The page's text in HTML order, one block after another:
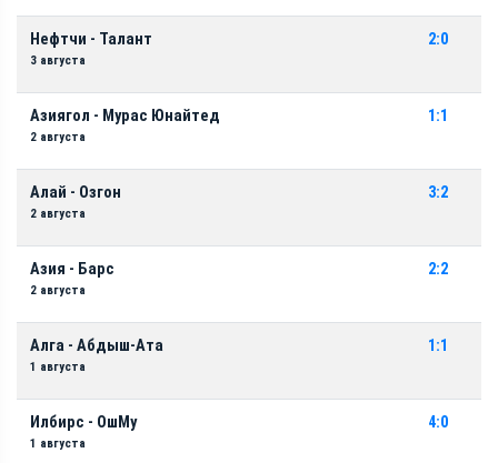
Нефтчи - Талант
3 августа
2:0
Азиягол - Мурас Юнайтед
2 августа
1:1
Алай - Озгон
2 августа
3:2
Азия - Барс
2 августа
2:2
Алга - Абдыш-Ата
1 августа
1:1
Илбирс - ОшМу
1 августа
4:0